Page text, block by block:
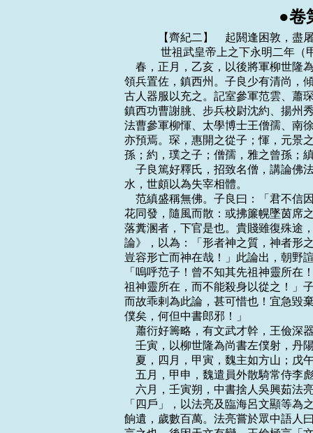
●卷
　　【齊紀二】　起閼逢困敦，盡屠維大荒落，凡六年。
    　　 世祖武皇帝上之下永明二年（甲子，公元四八四年）
    春，正月，乙亥，以後將軍柳世隆為尚書右僕射；竟陵王子良為護軍將軍兼司徒，
領兵置佐，鎮西州。子良少有清尚，傾意賓客，才俊之士，皆游集其門。開西邸，多聚
古人器服以充之。記室參軍范雲、蕭琛、樂安任昉、法曹參軍王融、衛軍東閣祭酒蕭衍、
鎮西功曹謝朓、步兵校尉沈約、揚州秀才吳郡陸倕，並以文學，尤見親待，號曰八友。
法曹參軍柳惲、太學博士王僧孺、南徐州秀才濟陽江革、尚書殿中郎范縝、會稽孔休源
亦預焉。琛，惠開之從子；惲，元景之從孫；融，僧達之孫；衍，順之之子；朓，述之
孫；約，璞之子；僧孺，雅之曾孫；縝，雲之從兄也。
    子良篤好釋氏，招致名僧，講論佛法。道俗之盛，江左未有。或親為眾僧賦食、行
水，世頗以為失宰相體。
    范縝盛稱無佛。子良曰：「君不信因果，何得有富貴、貧賤？」縝曰：「人生如樹
花同發，隨風而散：或拂簾幌墜茵席之上，或關籬牆落糞溷之中。墜茵席者，殿下是也；
落糞溷者，下官是也。貴賤雖復殊途，因果竟在何處！」子良無以難。縝又著《神滅
論》，以為：「形者神之質，神者形之用也。神之於形，猶利之於刀；未聞刀沒而利存，
豈容形亡而神在哉！」此論出，朝野諠譁，難之，終不能屈。太原王琰著論譏縝曰：
「嗚呼范子！曾不知其先祖神靈所在！」欲以杜縝後對。縝對曰：「嗚呼王子！知其先
祖神靈所在，而不能殺身以從之！」子良使王融謂之曰：「以卿才美，何患不至中書郎；
而故乖剌為此論，甚可惜也！宜急毀棄之。」縝大笑曰：「使范縝賣論取官，已至令、
僕矣，何但中書郎邪！」
    蕭衍好籌略，有文武才幹，王儉深器異之，曰：「蕭郎出三十，貴不可言。」
    壬寅，以柳世隆為尚書左僕射，丹陽尹李安民為右僕射，王儉領丹陽尹。
    夏，四月，甲寅，魏主如方山；戊午，還宮；庚申，如鴻池；丁卯，還宮。
    五月，甲申，魏遣員外散騎常侍李彪等來聘。
    六月，壬寅朔，中書捨人吳興茹法亮封望蔡男。時中書捨人四人，各住一省，謂之
「四戶」，以法亮及臨海呂文顯等為之；既總重權，勢傾朝廷，守宰數遷換去來，四方
餉遺，歲數百萬。法亮嘗於眾中語人曰：「何須求外祿！此一戶中，年辦百萬。」蓋約
言之也。後因天文有變，王儉極言「文顯等專權徇私，上天見異，禍由四戶」。上手詔
酬答，而不能改也。
    魏舊制：戶調帛二匹，絮二斤，絲一斤，谷二十斛；又入帛一匹二丈，委之州庫，
以供調外之費；所調各隨土之所出。丁卯，詔曰：「置官班祿，行之尚矣；自中原喪亂，
茲制中絕。朕憲章舊典，始班俸祿。戶增調帛三匹，谷二斛九鬥，以為官司之祿；增調
外帛二匹。祿行之後，贓滿一匹者死。變法改度，宜為更始，其大赦天下。」
    秋，七月，甲申，立皇子子倫為巴陵王。
    乙未，魏主如武州山石窟寺。
    九月，魏詔，班祿以十月為始，季別受之。舊律，枉法十匹，義贓二十匹，罪死；
至是，義贓一匹，枉法無多少，皆死。仍分命使者，糾按守宰之貪者。
    秦、益二州刺史恆農李洪之以外戚貴顯，為治貪暴，班祿之後，洪之首以贓敗。魏
主命鎖赴平城，集百官親臨數之；猶以其大臣，聽在家自裁。自餘守宰坐贓死者四十餘
人。受祿者無不跼蹐，賕賂殆絕。然吏民犯它罪者，魏主率寬之，疑罪奏讞多減死徙邊，
歲以千計。都下決大辟，歲不過五六人，州鎮亦簡。
    久之，淮南王佗奏請依舊斷祿，文明太后召群臣議之。中書監高閭以為：「饑寒切
身，慈母不能保其子。今給祿，則廉者足以無濫，貪者足以勸慕；不給，則貪者得肆其
奸，廉者不能自保。淮南之議，不亦謬乎！」詔從閭議。
    閭又上表，以為：「北狄悍愚，同於禽獸。所長者野戰，所短者攻城。若以狄之所
短奪其所長，則雖眾不能成患，雖來不能深入。又，狄散居野澤，隨逐水草，戰則與家
業並至，奔則與畜牧俱逃，不□資糧而飲食自足，是以歷代能為邊患。六鎮勢分，倍眾
不鬥，互相圍逼，難以制之。請依秦、漢故事，於六鎮之北築長城，擇要害之地，往往
開門，造小城於其側，置兵扞守。狄既不攻城，野掠無獲，草盡則走，終必懲艾。計六
鎮東西不過千里，一夫一月之功，可城三步之地，強弱相兼，不過用十萬人，一月可就；
雖有暫勞，可以永逸。凡長城有五利：罷游防之苦，一也；北部放牧無抄掠之患，二也；
登城觀敵，以逸待勞，三也；息無時之備，四也；歲常游運，永得不匱，五也。」魏主
優詔答之。
    冬，十月，丁巳，以南徐州刺史長沙王晃為中書監。初，太祖臨終，以晃屬帝，使
處於輦下或近籓，勿令遠出。且曰：「宋氏若非骨肉相殘，它族豈得乘其弊！汝深誡
之！」舊制：諸王在都，唯得置捉刀左右四十人。晃好武飾，及罷南徐州，私載數百人
仗還建康，為禁司所覺，投之江水。帝聞之，大怒，將糾以法，豫章王嶷叩頭流涕曰：
「晃罪誠不足宥；陛下當憶先朝念晃。」帝亦垂泣，由是終無異意，然亦不被親寵。論
者謂帝優於魏文，減於漢明。
    武陵王曄多才藝而疏心幸，亦無寵於帝。嘗侍宴，醉伏地，貂抄肉拌。帝笑曰：
「肉污貂。」對曰：「陛下愛羽毛而疏骨肉。」帝不悅。曄輕財好施，故無畜積；名後
堂山曰「首陽」，蓋怨貧薄也。
    高麗王璉遣使入貢於魏，亦入貢於齊。時高麗方強，魏置諸國使邸，齊使第一，高
麗次之。
    益州大度獠恃險驕恣，前後刺史不能制。及陳顯達為刺史，遣使責其租賧。獠帥曰：
「兩眼刺史尚不敢調我，況一眼乎！」遂殺其使。顯達分部將吏，聲言出獵，夜往襲之，
男女無少長皆斬之。
    晉氏以來，益州刺史皆以名將為之。十一月，丁亥，帝始以始興王鑒為督益、寧諸
軍事、益州刺史，征顯達為中護軍。先是，劫帥韓武方聚黨千餘人斷流為暴，郡縣不能
禁。鑒行至上明，武方出降，長史虞悰等鹹請殺之。鑒曰：「殺之失信，且無以勸善。」
乃啟台而宥之，於是巴西蠻夷為寇暴者皆望風降附。鑒時年十四，行至新城，道路籍籍，
云「陳顯達大選士馬，不肯就征。」乃停新城，遣典簽張曇皙往觀形勢。俄而顯達遣使
詣鑒，鹹勸鑒執之。鑒曰：「顯達立節本朝，必自無此。」居二日，曇皙還，具言「顯
達已遷家出城，日夕望殿下至。」於是乃前。鑒喜文學，器服如素士，蜀人悅之。
    乙未，魏員外散騎常侍李彪等來聘。
    是歲，詔增豫章王嶷封邑為四千戶。宋元嘉之世，諸王入齋閣，得白服、裙帽見人
主；唯出太極四廟，乃備朝服。自後此制遂絕。上於嶷友愛，宮中曲宴，聽依元嘉故事。
嶷固辭不敢，唯車駕至其第，乃白服、烏紗帽以侍宴。至於衣服、器服制度，動皆陳啟，
事無專制，務從減省。上並不許。嶷常慮盛滿，求解揚州，以授竟陵王子良。上終不許，
曰：「畢汝一世，無所多言。」嶷長七尺八寸，善修容範，文物衛從，禮冠百僚，每出
入殿省，瞻望者無不肅然。
    交州刺史李叔獻既受命，而斷割外國貢獻；上欲討之。
    　　 世祖武皇帝上之下永明三年（乙丑，公元四八五年）
    春，正月，丙辰，以大司農劉楷為交州刺史，發南康、廬陵、始興兵以討叔獻。叔
獻耳之，遣使乞更申數年，獻十二隊純銀兜鍪及孔雀毦；上不許。叔獻懼為楷所襲，間
道自湘川還朝。
    戊寅，魏詔曰：「圖讖之興，出於三季，既非經國之典，徒為妖邪所憑。自今圖讖、
秘緯，一皆焚之，留者以大辟論！」又嚴禁諸巫覡及委巷卜筮非經典所載者。
    魏馮太后作《皇誥》十八篇，癸未，大饗群臣於太華殿，班《皇誥》。
    辛卯，上祀南郊，大赦。
    詔復立國學；釋奠先師用上公禮。
    二月，己亥，魏制皇子皇孫有封爵者，歲祿各有差。
    辛丑，上祭北郊。
    三月，丙申，魏封皇弟禧為鹹陽王，干為河南王，羽為廣陵王，雍為穎川王，勰為
始平王，詳為北海王。文明太后令置學館，選師傅以教諸王。勰於兄弟最賢，敏而好學，
善屬文，魏主尤奇愛之。
    夏，四月，癸丑，魏主如方山；甲寅，還宮。
    初，宋太宗置總明觀以集學士，亦謂之東觀。上以國學既立，五月，乙未，省總明
觀。時王儉領國子祭酒，詔於儉宅開學士館，以總明四部書充之。又詔儉以家為府。
    自宋世祖好文章，士大夫悉以文章相尚，無以專經為業者。儉少好《禮》學及《春
秋》，言論造次必於儒者，由是衣冠翕然，更尚儒術。儉撰次朝儀、國典，自晉、宋以
來故事，無不諳憶，故當朝理事，斷決如流。每博議引證，八坐、丞、郎無能異者。令
史咨事常數十人，賓客滿席，儉應接辨析，傍無留滯，發言下筆，皆有音彩。十日一還
學監試諸生，巾卷在庭，劍衛、令史，儀容甚盛。作解散髻，斜插簪，朝野慕之，相與
仿效。儉常謂人曰：「江左風流宰相，唯有謝安。」意以自比也。上深委仗之，士流選
用，奏無不可。
    六月，庚戌，魏進河南王度易侯為車騎將軍，遣給事中吳興丘冠先使河南，並送柔
然使。
    辛亥，魏主如方山。丁巳，還宮。
    秋，七月，癸未，魏遣使拜宕昌王梁彌機兄子彌承為宕昌王。初，彌機死，子彌博
立，為吐谷渾所逼，奔仇池。仇池鎮將穆亮以彌機事魏素厚，矜其滅亡；彌博兇悖，所
部惡之；彌承為眾所附，表請納之。詔許之。亮帥騎三萬軍於龍鵠，擊走吐谷渾，立彌
承而還。亮，崇之曾孫也。
    戊子，魏主如魚池，登青原岡；甲午，還宮；八月，己亥，如彌澤；甲寅，登牛頭
山；甲子，還宮。
    魏初，民多廕附；廕附者皆無官役，而豪強征斂倍於公賦。給事中李安世上言：
「歲饑民流，田業多為豪右所占奪；雖桑井難復，宜更均量，使力業相稱。又，所爭之
田，宜限年斷，事久難明，悉歸今主，以絕詐妄。」魏主善之，由是始議均田。冬，十
月，丁未，詔遣使者循行州郡，與牧守均給天下之田：諸男夫十五以上受露田四十畝，
婦人二十畝，奴婢依良丁；牛一頭，受田三十畝，限止四牛。所授之田，率倍之；三易
之田，再倍之，以供耕作及還受之盈縮。人年及課則受田，老免及身沒則還田。奴婢、
牛隨有無以還受。初受田者，男夫給二十畝，課種桑五十株；桑田皆為世業，身終不還。
恆計見口，有盈者無受無還，不足者受種如法，盈者得賣其盈。諸宰民之官，各隨近給
公田有差，更代相付；賣者坐如律。
    辛酉，魏魏郡王陳建卒。
    魏員外散騎常侍李彪等來聘。
    十二月，乙卯，魏以侍中淮南王佗為司徒。
    柔然犯魏塞，魏任城王澄帥眾拒之，柔然遁去。澄，雲之子也。氐、羌反，詔以澄
為都督梁、益、荊三州諸軍事、梁州刺史。澄至州，討叛柔服，氐、羌皆平。
    初，太祖命黃門郎虞玩之等檢定黃籍。上即位，別立校籍官，置令史，限人一日得
數巧。既連年不已，民愁怨不安。外監會稽呂文度啟上，籍被卻者悉充遠戍，民多逃亡
避罪。富陽民唐□之因以妖術惑眾作亂，攻陷富陽，三吳卻籍者奔之，眾至三萬。
    文度與茹法亮、呂文顯皆以奸諂有寵於上。文度為外監，專制兵權，領軍守虛位而
已。法亮為中書通事捨人，權勢尤盛。王儉常曰：「我雖有大位，權寄豈及茹公邪！」
    是歲，柔然部真可汗卒，子豆侖立，號伏名敦可汗，改元太平。
    　　 世祖武皇帝上之下永明四年（丙寅，公元四八六年）
    春，正月，癸亥朔，魏高祖朝會，始服袞冕。
    壬午，柔然寇魏邊。
    唐□之攻陷錢唐，吳郡諸縣令多棄城走。□之稱帝於錢唐，立太子，置百官；遣其
將高道度等攻陷東陽，殺東陽太守蕭崇之。崇之，太祖族弟也。又遣其將孫泓寇山陰，
至浦陽江，浹口戍主湯休武擊破之。上發禁兵數千人，馬數百匹，東擊□之。台軍至錢
唐，□之眾烏合，畏騎兵，一戰而潰，擒斬□之，進平諸郡縣。
    台軍乘勝，頗縱抄掠。軍還，上聞之，丁酉，收軍主前軍將軍陳天福棄市；左軍將
軍劉明徹免官、削爵，付東冶。天福，上寵將也，既伏誅，內外莫不震肅。使通事捨人
丹陽劉系宗隨軍慰勞，遍至遭賊郡縣，百姓被驅逼者悉無所問。
    閏月，癸巳，立皇子子貞為邵陵王，皇孫昭文為臨汝公。
    氐王楊後起卒。丁未，詔以白水太守楊集始為北秦州刺史、武都王。集始，文弘之
子也。後起弟後明為白水太守。魏亦以集始為武都王。集始入朝於魏，魏以為南秦州刺
史。
    辛亥，上耕籍田。
    二月，己未，立皇弟金求為晉熙王，鉉為河東王。
    魏無鄉黨之法，唯立宗主督護；民多隱冒，三五十家始為一戶。內秘書令李沖上言：
「宜准古法：五家立鄰長，五鄰立裡長，五裡立黨長，取鄉人強謹者為之。鄰長復一夫，
裡長二夫，黨長三夫；三載無過，則升一等。其民調，一夫一婦，帛一匹，粟二石。大
率十匹為公調，二匹為調外費，三匹為百官俸。此外復有雜調。民年八十已上，聽一子
不從役。孤獨、癃老、篤疾、貧窮不能自存者，三長內迭養食之。」書奏，詔百官通議。
中書令鄭羲等皆以為不可。太尉丕曰：「臣謂此法若行，於公私有益。但方有事之月，
校比戶口，民必勞怨。請過今秋，至冬乃遣使者，於事為宜。」沖曰：「『民可使由之，
不可使知之。』若不因調時，民徒知立長校戶之勤，未見均徭省賦之益，心必生怨。宜
及課調之月，令知賦稅之均，既識其事，又得其利，行之差易。」群臣多言：「九品差
調，為日已久，一旦改法，恐成擾亂。」文明太后曰：「立三長則課調有常准，苞廕之
戶可出，僥倖之人可止，何為不可！」甲戌，初立黨、裡、鄰三長，定民戶籍。民始皆
愁苦，豪強者尤不願。既而課調省費十餘倍，上下安之。三月，丙申，柔然遣使者牟提
如魏。時敕勒叛柔然，柔然伏名敦可汗自將討之，追奔至西漠。魏左僕射穆亮等請乘虛
擊之，中書監高閭曰：「秦、漢之世，海內一統，故可遠征匈奴。今南有吳寇，何可捨
之深入虜庭！」魏主曰：「『兵者兇器，聖人不得已而用之。』先帝屢出征伐者，以有
未賓之虜故也。今朕承太平之業，奈何無故動兵革乎！」厚禮其使者而歸之。
    夏，四月，辛酉朔，魏始制五等公服；甲子，初以法服、御輦祀西郊。
    癸酉，魏主如靈泉池。戊寅，還宮。
    湘州蠻反，刺史呂安國有疾不能討；丁亥，以尚書左僕射柳世隆為湘州刺史，討平
之。
    六月，辛酉，魏主如方山。
    己卯，魏文明太后賜皇子恂名，大赦。
    秋，七月，戊戌，魏主如方山。
    八月，乙亥，魏給尚書五等爵已上硃衣、玉珮、大小組綬。
    九月，辛卯，魏作明堂、辟雍。
    冬，十一月，魏議定民官依戶給俸。
    十二月，柔然寇魏邊。
    是歲，魏改中書學曰國子學。分置州郡，凡三十八州，二十五在河南，十三在河北。
    　　 世祖武皇帝上之下永明五年（丁卯，公元四八七年）
    春，正月，丁亥朔，魏主詔定樂章，非雅者除之。
    戊子，以豫章王嶷為大司馬，章陵王子良為司徒，臨川王映、衛將軍王儉、中軍將
軍王敬則並加開府儀同三司。子良啟記室范雲為郡，上曰：「聞其常相賣弄，朕不復窮
法，當宥之以遠。」子良曰：「不然。雲動相規誨，諫書具存。」遂取以奏，凡百餘紙，
辭皆切直。上歎息，謂子良曰：「不謂雲能爾；方使弼汝，何宜出守！」文惠太子嘗出
東田觀獲，顧謂眾賓曰：「刈此亦殊可觀。」眾皆唯唯，雲獨曰：「三時之務，實為長
勤。伏願殿下知稼穡之艱難，無徇一朝之宴逸。」
    荒人桓天生自稱桓玄宗族，與雍、司二州蠻相扇動，據南陽故城，請兵於魏，將入
寇。丁酉，詔假丹陽尹蕭景先節，總帥步騎，直指義陽，司州諸軍皆受節度；又假護軍
將軍陳顯達節，帥征虜將軍戴僧靜等水軍向宛、葉，雍、司眾軍皆受顯達節度，以討之。
魏光祿大夫鹹陽文公高允，歷事五帝，出入三省，五十餘年，未嘗有譴；馮太后及魏